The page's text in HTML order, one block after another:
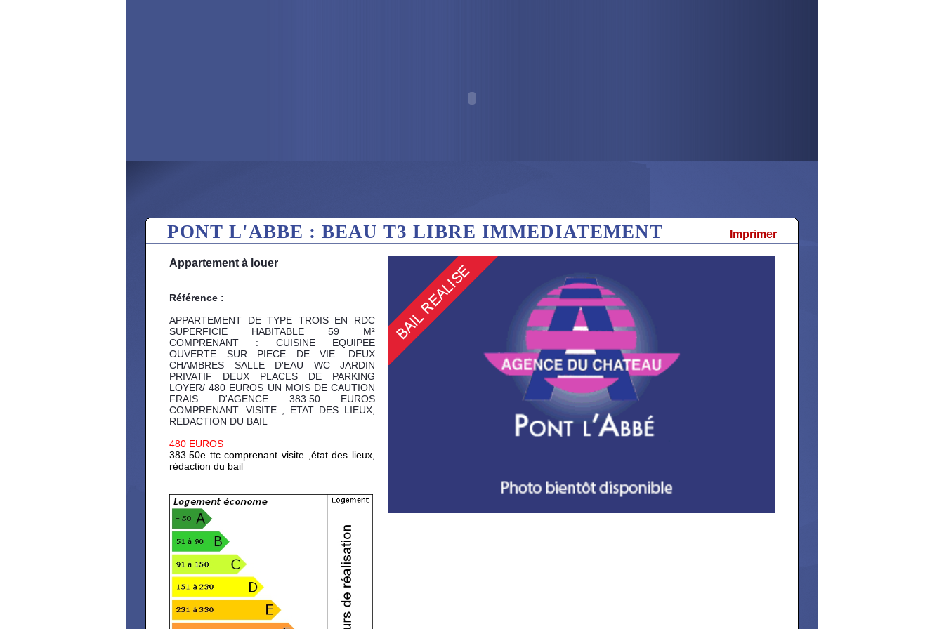
Imprimer
PONT L'ABBE : BEAU T3 LIBRE IMMEDIATEMENT
Appartement à louer
Référence :
APPARTEMENT DE TYPE TROIS EN RDC
SUPERFICIE HABITABLE 59 M²
COMPRENANT : CUISINE EQUIPEE
OUVERTE SUR PIECE DE VIE. DEUX
CHAMBRES SALLE D'EAU WC JARDIN
PRIVATIF DEUX PLACES DE PARKING
LOYER/ 480 EUROS UN MOIS DE CAUTION
FRAIS D'AGENCE 383.50 EUROS
COMPRENANT: VISITE , ETAT DES LIEUX,
REDACTION DU BAIL
480 EUROS
383.50e ttc comprenant visite ,état des lieux,
rédaction du bail